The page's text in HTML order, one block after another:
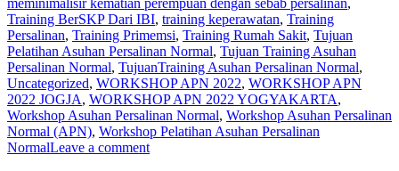
meminimalisir kematian perempuan dengan sebab persalinan,
Training BerSKP Dari IBI, training keperawatan, Training
Persalinan, Training Primemsi, Training Rumah Sakit, Tujuan
Pelatihan Asuhan Persalinan Normal, Tujuan Training Asuhan
Persalinan Normal, TujuanTraining Asuhan Persalinan Normal,
Uncategorized, WORKSHOP APN 2022, WORKSHOP APN
2022 JOGJA, WORKSHOP APN 2022 YOGYAKARTA,
Workshop Asuhan Persalinan Normal, Workshop Asuhan Persalinan
Normal (APN), Workshop Pelatihan Asuhan Persalinan
NormalLeave a comment